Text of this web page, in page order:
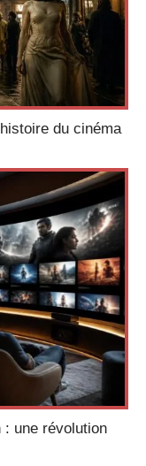
du cinéma
: une révolution